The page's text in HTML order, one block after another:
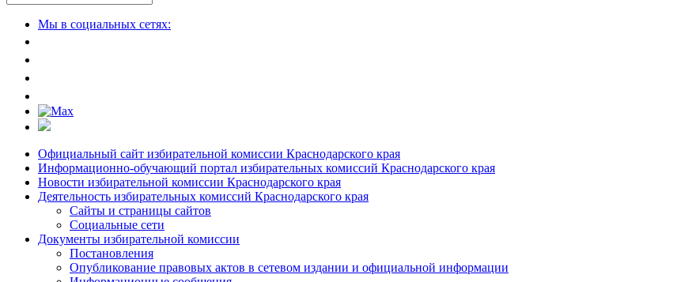
Мы в социальных сетях:
Официальный сайт избирательной комиссии Краснодарского края
Информационно-обучающий портал избирательных комиссий Краснодарского края
Новости избирательной комиссии Краснодарского края
Деятельность избирательных комиссий Краснодарского края
Сайты и страницы сайтов
Социальные сети
Документы избирательной комиссии
Постановления
Опубликование правовых актов в сетевом издании и официальной информации